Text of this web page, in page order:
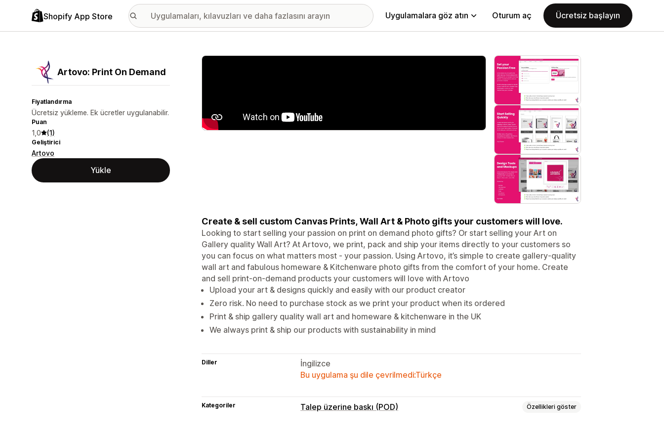
Shopify App Store Uygulamalara göz atın Oturum aç Ücretsiz başlayın
Artovo: Print On Demand
Fiyatlandırma
Ücretsiz yükleme. Ek ücretler uygulanabilir.
Puan
1,0 (1)
Geliştirici
Artovo
Yükle
Öne çıkan görsel galerisi
Create & sell custom Canvas Prints, Wall Art & Photo gifts your customers will love.
Looking to start selling your passion on print on demand photo gifts? Or start selling your Art on
Gallery quality Wall Art? At Artovo, we print, pack and ship your items directly to your customers so
you can focus on what matters most - your passion. Using Artovo, it’s simple to create gallery-quality
wall art and fabulous homeware & Kitchenware photo gifts from the comfort of your home. Create
and sell print-on-demand products your customers will love with Artovo
Upload your art & designs quickly and easily with our product creator
Zero risk. No need to purchase stock as we print your product when its ordered
Print & ship gallery quality wall art and homeware & kitchenware in the UK
We always print & ship our products with sustainability in mind
Diller
İngilizce
Bu uygulama şu dile çevrilmedi:Türkçe
Kategoriler Talep üzerine baskı (POD) Özellikleri göster